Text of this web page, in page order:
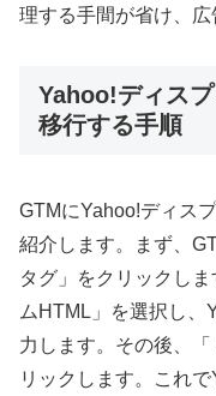
理する手間が省け、広
Yahoo!ディス
移行する手順
GTMにYahoo!ディス
紹介します。まず、
タグ」をクリックし
ムHTML」を選択し、
力します。その後、
リックします。これ